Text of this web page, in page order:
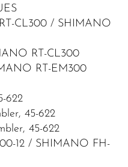
CL300 / SHIMANO
RT-CL300
RT-EM300
622
45-622
45-622
12 / SHIMANO FH-